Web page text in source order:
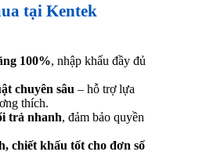
tại Kentek
100%, nhập khẩu đầy đủ
chuyên sâu – hỗ trợ lựa
thích.
trả nhanh, đảm bảo quyền
chiết khấu tốt cho đơn số